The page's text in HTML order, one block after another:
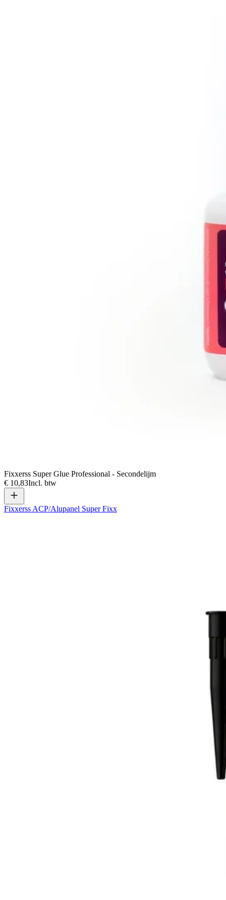
Fixxerss Super Glue Professional - Secondelijm
€ 10,83Incl. btw
Fixxerss ACP/Alupanel Super Fixx